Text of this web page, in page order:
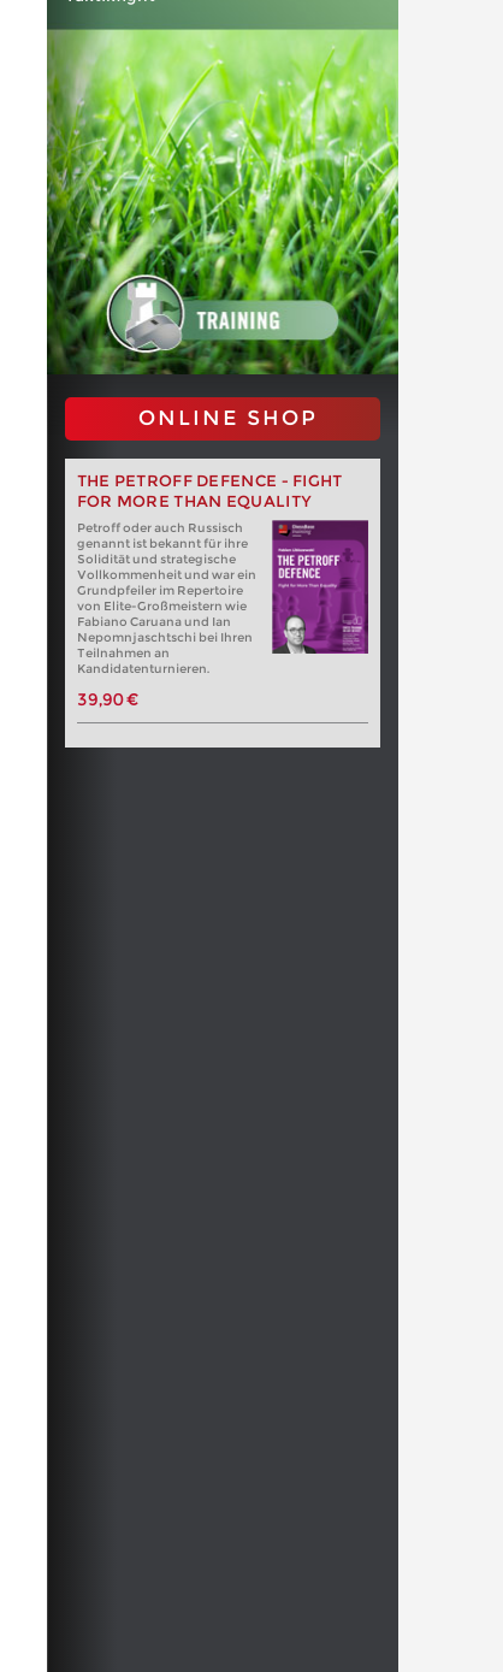
ONLINE SHOP
THE PETROFF DEFENCE - FIGHT
FOR MORE THAN EQUALITY
Petroff oder auch Russisch
genannt ist bekannt für ihre
Solidität und strategische
Vollkommenheit und war ein
Grundpfeiler im Repertoire
von Elite-Großmeistern wie
Fabiano Caruana und Ian
Nepomnjaschtschi bei Ihren
Teilnahmen an
Kandidatenturnieren.
39,90 €